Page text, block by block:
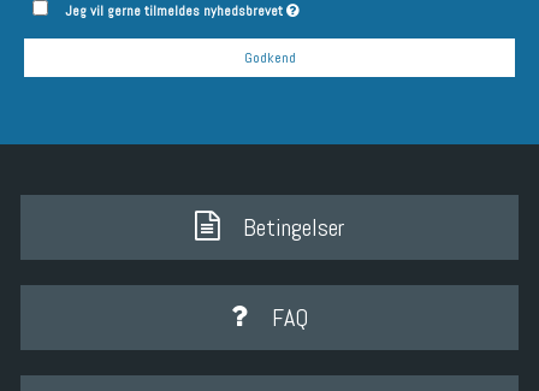
Jeg vil gerne tilmeldes nyhedsbrevet
Godkend
Betingelser
FAQ